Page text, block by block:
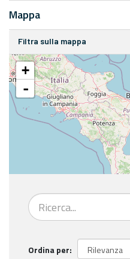
Mappa
Filtra sulla mappa
+
-
Ordina per